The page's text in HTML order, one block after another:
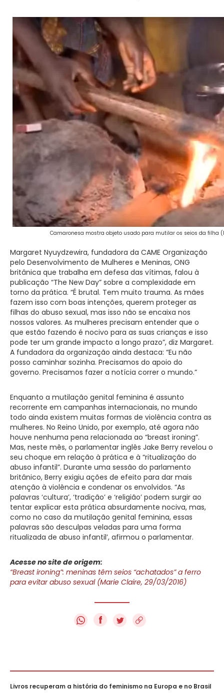
Camaronesa mostra objeto usado para mutilar os seios da filha
Margaret Nyuydzewira, fundadora da CAME Organização
pelo Desenvolvimento de Mulheres e Meninas, ONG
britânica que trabalha em defesa das vítimas, falou à
publicação “The New Day” sobre a complexidade em
torno da prática. “É brutal. Tem muito trauma. As mães
fazem isso com boas intenções, querem proteger as
filhas do abuso sexual, mas isso não se encaixa nos
nossos valores. As mulheres precisam entender que o
que estão fazendo é nocivo para as suas crianças e isso
pode ter um grande impacto a longo prazo”, diz Margaret.
A fundadora da organização ainda destaca: “Eu não
posso caminhar sozinha. Precisamos do apoio do
governo. Precisamos fazer a notícia correr o mundo.”
Enquanto a mutilação genital feminina é assunto
recorrente em campanhas internacionais, no mundo
todo ainda existem muitas formas de violência contra as
mulheres. No Reino Unido, por exemplo, até agora não
houve nenhuma pena relacionada ao “breast ironing”.
Mas, neste mês, o parlamentar inglês Jake Berry revelou o
seu choque em relação à prática e à “ritualização do
abuso infantil”. Durante uma sessão do parlamento
britânico, Berry exigiu ações de efeito para dar mais
atenção à violência e condenar os envolvidos. “As
palavras ‘cultura’, ‘tradição’ e ‘religião’ podem surgir ao
tentar explicar esta prática absurdamente nociva, mas,
como no caso da mutilação genital feminina, essas
palavras são desculpas veladas para uma forma
ritualizada de abuso infantil’, afirmou o parlamentar.
Acesse no site de origem:
“Breast ironing”: meninas têm seios “achatados” a ferro
para evitar abuso sexual (Marie Claire, 29/03/2016)
f
Livros recuperam a história do feminismo na Europa e no Brasil